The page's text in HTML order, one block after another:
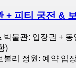
+ 피티 궁전 &
박물관: 입장권 + 동
)
볼리 정원: 예약 입